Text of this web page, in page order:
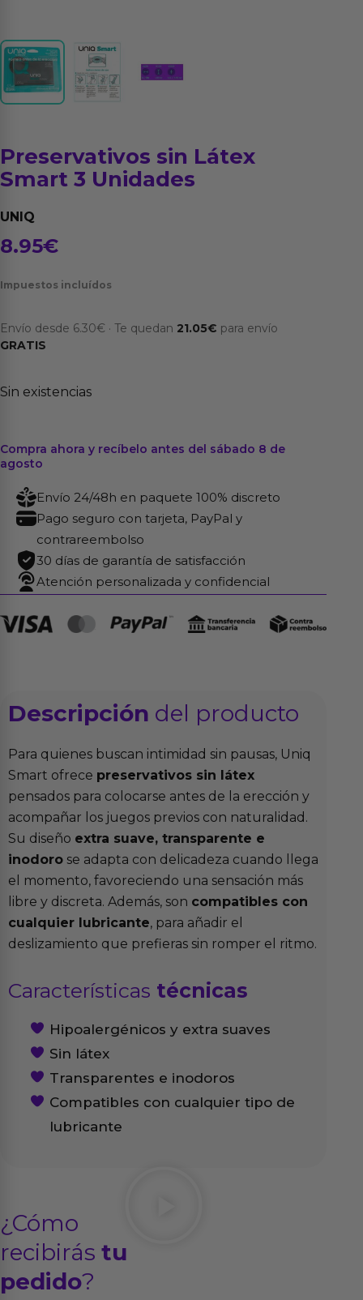
Preservativos sin Látex
Smart 3 Unidades
UNIQ
8.95€
Impuestos incluídos
Envío desde 6.30€ · Te quedan 21.05€ para envío
GRATIS
Sin existencias
Compra ahora y recíbelo antes del sábado 8 de
agosto
Envío 24/48h en paquete 100% discreto
Pago seguro con tarjeta, PayPal y
contrareembolso
30 días de garantía de satisfacción
Atención personalizada y confidencial
Descripción del producto
Para quienes buscan intimidad sin pausas, Uniq
Smart ofrece preservativos sin látex
pensados para colocarse antes de la erección y
acompañar los juegos previos con naturalidad.
Su diseño extra suave, transparente e
inodoro se adapta con delicadeza cuando llega
el momento, favoreciendo una sensación más
libre y discreta. Además, son compatibles con
cualquier lubricante, para añadir el
deslizamiento que prefieras sin romper el ritmo.
Características técnicas
Hipoalergénicos y extra suaves
Sin látex
Transparentes e inodoros
Compatibles con cualquier tipo de
lubricante
¿Cómo
recibirás tu
pedido?